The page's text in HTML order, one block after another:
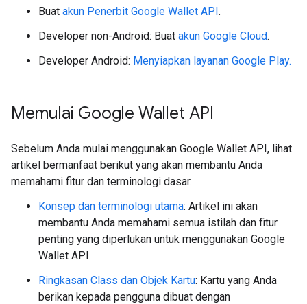
Buat akun Penerbit Google Wallet API.
Developer non-Android: Buat akun Google Cloud.
Developer Android: Menyiapkan layanan Google Play.
Memulai Google Wallet API
Sebelum Anda mulai menggunakan Google Wallet API, lihat
artikel bermanfaat berikut yang akan membantu Anda
memahami fitur dan terminologi dasar.
Konsep dan terminologi utama: Artikel ini akan
membantu Anda memahami semua istilah dan fitur
penting yang diperlukan untuk menggunakan Google
Wallet API.
Ringkasan Class dan Objek Kartu: Kartu yang Anda
berikan kepada pengguna dibuat dengan